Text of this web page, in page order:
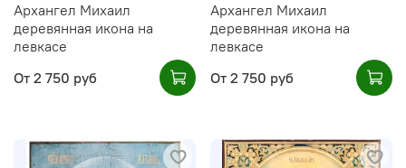
Архангел Михаил
деревянная икона на
левкасе
От 2 750 руб
Архангел Михаил
деревянная икона на
левкасе
От 2 750 руб